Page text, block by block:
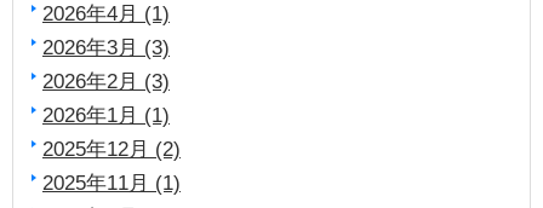
2026年4月 (1)
2026年3月 (3)
2026年2月 (3)
2026年1月 (1)
2025年12月 (2)
2025年11月 (1)